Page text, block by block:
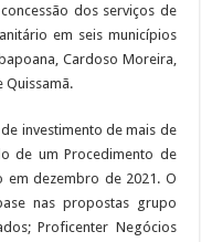
dos serviços de
em seis municípios
Cardoso Moreira,
Quissamã.
investimento de mais de
de um Procedimento de
em dezembro de 2021. O
nas propostas grupo
Proficenter Negócios